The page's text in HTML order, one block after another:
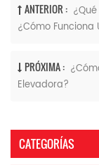
ANTERIOR :
¿Cómo
PRÓXIMA :
Elevadora?
CATEGORÍAS